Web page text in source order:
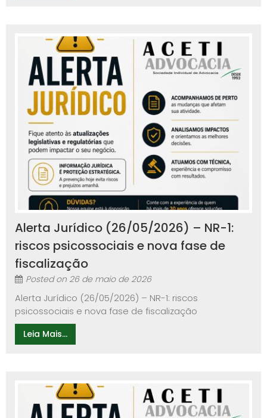
Alerta Jurídico (26/05/2026) – NR-1:
riscos psicossociais e nova fase de
fiscalização
Posted on 26 de maio de 2026
Alerta Jurídico (26/05/2026) – NR-1: riscos
psicossociais e nova fase de fiscalização
Leia Mais...